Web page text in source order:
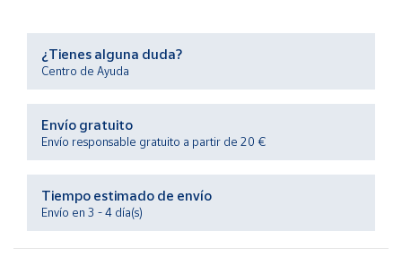
Ayuda
Centro
de ayuda
Contacto
Vendedores
¿Tienes alguna duda?
Centro de Ayuda
Envío gratuito
Envío responsable gratuito a partir de 20 €
Tiempo estimado de envío
Envío en 3 - 4 día(s)